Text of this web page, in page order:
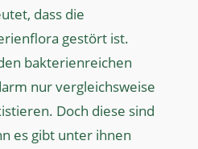
dass die
gestört ist.
bakterienreichen
nur vergleichsweise
Doch diese sind
es gibt unter ihnen